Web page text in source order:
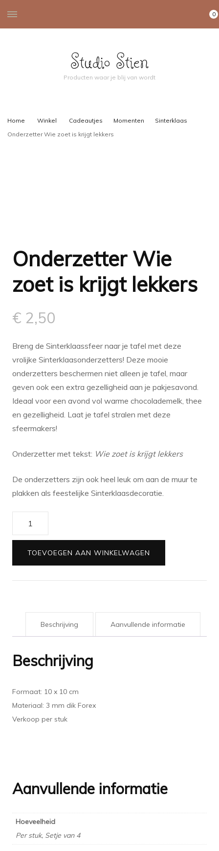
0
Studio Stien
Producten waar je blij van wordt
Home Winkel Cadeautjes Momenten
Sinterklaas
Onderzetter Wie zoet is krijgt lekkers
Onderzetter Wie
zoet is krijgt lekkers
€ 2,50
Breng de Sinterklaassfeer naar je tafel met deze
vrolijke Sinterklaasonderzetters! Deze mooie
onderzetters beschermen niet alleen je tafel, maar
geven ook een extra gezelligheid aan je pakjesavond.
Ideaal voor een avond vol warme chocolademelk, thee
en gezelligheid. Laat je tafel stralen met deze
sfeermakers!
Onderzetter met tekst: Wie zoet is krijgt lekkers
De onderzetters zijn ook heel leuk om aan de muur te
plakken als feestelijke Sinterklaasdecoratie.
TOEVOEGEN AAN WINKELWAGEN
Beschrijving Aanvullende informatie
Beschrijving
Formaat: 10 x 10 cm
Materiaal: 3 mm dik Forex
Verkoop per stuk
Aanvullende informatie
Hoeveelheid
Per stuk, Setje van 4